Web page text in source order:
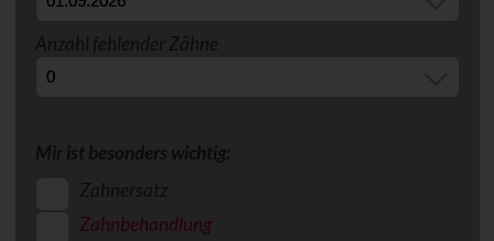
Anzahl fehlender Zähne
Mir ist besonders wichtig:
Zahnersatz
Zahnbehandlung